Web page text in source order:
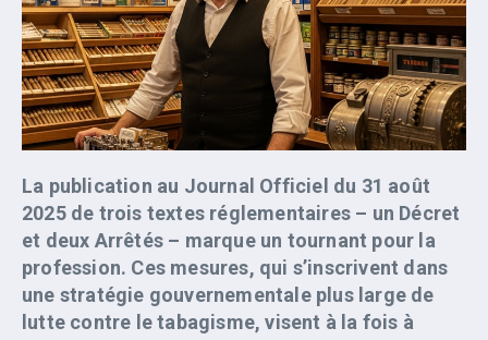
La publication au Journal Officiel du 31 août
2025 de trois textes réglementaires – un Décret
et deux Arrêtés – marque un tournant pour la
profession. Ces mesures, qui s’inscrivent dans
une stratégie gouvernementale plus large de
lutte contre le tabagisme, visent à la fois à